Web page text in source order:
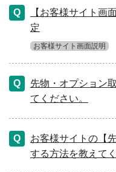
【お客様サイト画
定
お客様サイト画面説明
先物・オプション
てください。
お客様サイトの【
する方法を教えて